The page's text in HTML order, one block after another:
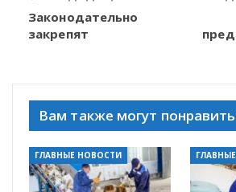
Законодательно
закрепят
Вам также могут
ГЛАВНЫЕ НОВОСТИ